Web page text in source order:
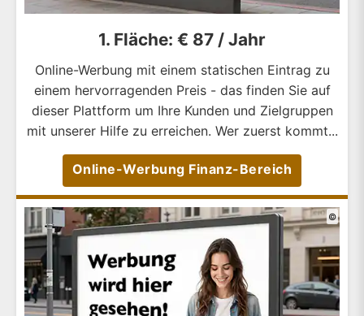
1. Fläche: € 87 / Jahr
Online-Werbung mit einem statischen Eintrag zu
einem hervorragenden Preis - das finden Sie auf
dieser Plattform um Ihre Kunden und Zielgruppen
mit unserer Hilfe zu erreichen. Wer zuerst kommt...
Online-Werbung Finanz-Bereich
©